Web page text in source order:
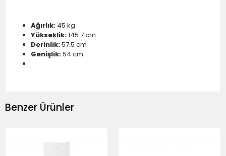
Ağırlık: 45 kg
Yükseklik:145.7 cm
Derinlik:57.5 cm
Genişlik:54 cm
Benzer Ürünler